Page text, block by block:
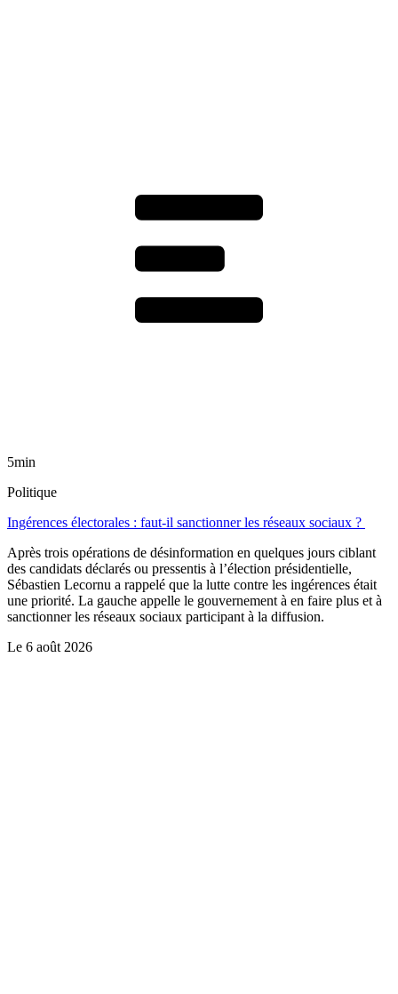
5min
Politique
Ingérences électorales : faut-il sanctionner les réseaux sociaux ?
Après trois opérations de désinformation en quelques jours ciblant
des candidats déclarés ou pressentis à l’élection présidentielle,
Sébastien Lecornu a rappelé que la lutte contre les ingérences était
une priorité. La gauche appelle le gouvernement à en faire plus et à
sanctionner les réseaux sociaux participant à la diffusion.
Le 6 août 2026